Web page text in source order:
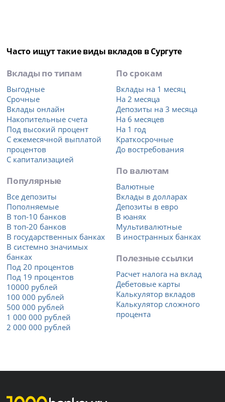
Часто ищут такие виды вкладов в Сургуте
Вклады по типам
Выгодные
Срочные
Вклады онлайн
Накопительные счета
Под высокий процент
С ежемесячной выплатой
процентов
С капитализацией
Популярные
Все депозиты
Пополняемые
В топ-10 банков
В топ-20 банков
В государственных банках
В системно значимых
банках
Под 20 процентов
Под 19 процентов
10000 рублей
100 000 рублей
500 000 рублей
1 000 000 рублей
2 000 000 рублей
По срокам
Вклады на 1 месяц
На 2 месяца
Депозиты на 3 месяца
На 6 месяцев
На 1 год
Краткосрочные
До востребования
По валютам
Валютные
Вклады в долларах
Депозиты в евро
В юанях
Мультивалютные
В иностранных банках
Полезные ссылки
Расчет налога на вклад
Дебетовые карты
Калькулятор вкладов
Калькулятор сложного
процента